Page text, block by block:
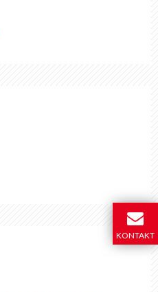
KONTAKT